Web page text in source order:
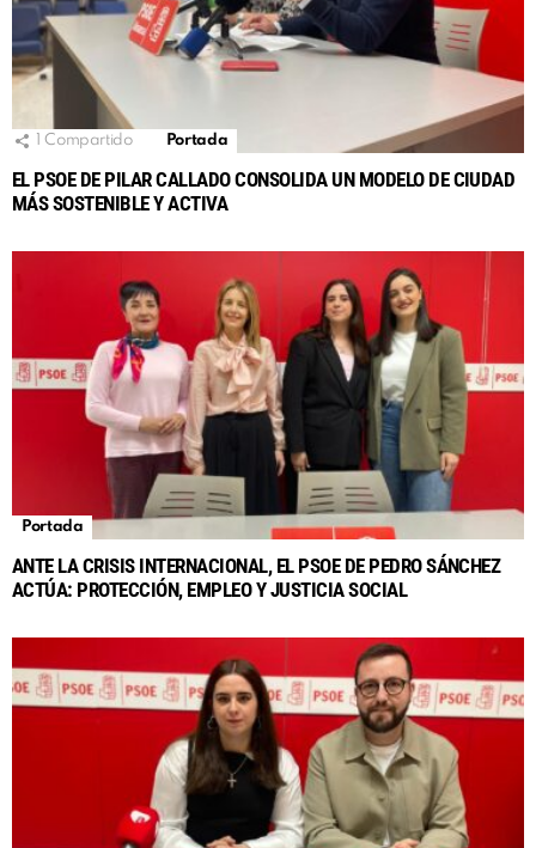
Compartido Portada
EL PSOE DE PILAR CALLADO CONSOLIDA UN MODELO DE CIUDAD
MÁS SOSTENIBLE Y ACTIVA
Portada
ANTE LA CRISIS INTERNACIONAL, EL PSOE DE PEDRO SÁNCHEZ
ACTÚA: PROTECCIÓN, EMPLEO Y JUSTICIA SOCIAL